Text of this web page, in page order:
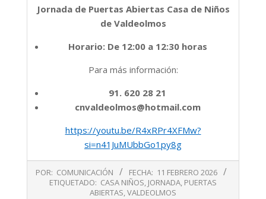
Jornada de Puertas Abiertas Casa de Niños
de Valdeolmos
Horario: De 12:00 a 12:30 horas
Para más información:
91. 620 28 21
cnvaldeolmos@hotmail.com
https://youtu.be/R4xRPr4XFMw?
si=n41JuMUbbGo1py8g
02-
POR: COMUNICACIÓN FECHA: 11 FEBRERO 2026
ETIQUETADO: CASA NIÑOS, JORNADA, PUERTAS
ABIERTAS,VALDEOLMOS